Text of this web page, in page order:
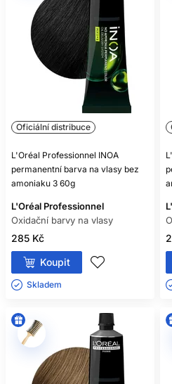
Oficiální distribuce
L'Oréal Professionnel INOA
permanentní barva na vlasy bez
amoniaku 3 60g
L'Oréal Professionnel
Oxidační barvy na vlasy
285 Kč
Koupit
Skladem ㅤ